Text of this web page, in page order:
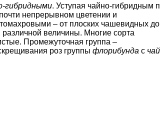
гибридными. Уступая чайно-гибридным
непрерывном цветении и
– от плоских чашевидных до
величины. Многие сорта
Промежуточная группа –
роз группы флорибунда с